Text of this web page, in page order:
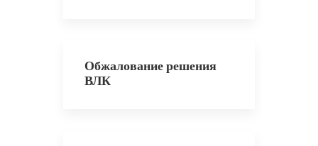
Обжалование решения
ВЛК